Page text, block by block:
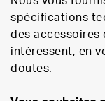
spécifications
des accessoires
intéressent, en
doutes.